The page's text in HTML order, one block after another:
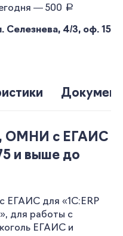
— 500 руб.
Селезнева, 4/3, оф. 15
ОМНИ c ЕГАИС
и выше до
ЕГАИС для «1С:ERP
для работы с
ЕГАИС и